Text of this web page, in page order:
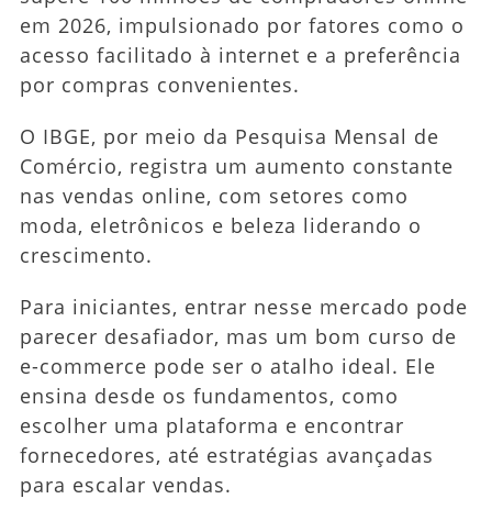
em 2026, impulsionado por fatores como o
acesso facilitado à internet e a preferência
por compras convenientes.
O IBGE, por meio da Pesquisa Mensal de
Comércio, registra um aumento constante
nas vendas online, com setores como
moda, eletrônicos e beleza liderando o
crescimento.
Para iniciantes, entrar nesse mercado pode
parecer desafiador, mas um bom curso de
e-commerce pode ser o atalho ideal. Ele
ensina desde os fundamentos, como
escolher uma plataforma e encontrar
fornecedores, até estratégias avançadas
para escalar vendas.